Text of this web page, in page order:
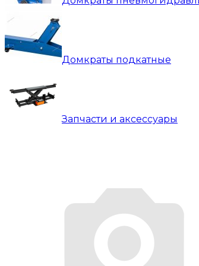
Домкраты подкатные
Запчасти и аксессуары